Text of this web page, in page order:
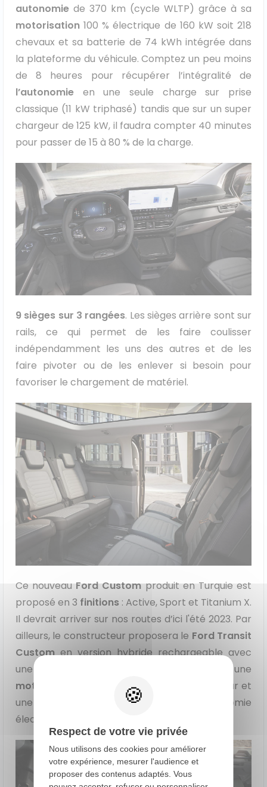
autonomie de 370 km (cycle WLTP) grâce à sa
motorisation 100 % électrique de 160 kW soit 218
chevaux et sa batterie de 74 kWh intégrée dans
la plateforme du véhicule. Comptez un peu moins
de 8 heures pour récupérer l’intégralité de
l’autonomie en une seule charge sur prise
classique (11 kW triphasé) tandis que sur un super
chargeur de 125 kW, il faudra compter 40 minutes
pour passer de 15 à 80 % de la charge.
9 sièges sur 3 rangées. Les sièges arrière sont sur
rails, ce qui permet de les faire coulisser
indépendamment les uns des autres et de les
faire pivoter ou de les enlever si besoin pour
favoriser le chargement de matériel.
Ce nouveauFord Customproduit en Turquie est
proposé en 3 finitions : Active, Sport et Titanium X.
Il devrait arriver sur nos routes d’ici l'été 2023. Par
ailleurs, le constructeur proposera le Ford Transit
Customen version hybride rechargeable avec
une motorisation essence de 2,5 litres, une
motorisation électriquenon dévoilée à ce jour et
une batterie de 11,8 kWh pour une autonomie
électrique de 50 km environ.
Respect de votre vie privée
Nous utilisons des cookies pour améliorer
votre expérience, mesurer l'audience et
proposer des contenus adaptés. Vous